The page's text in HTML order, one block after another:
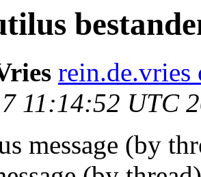
11:14:52 UTC
message (by